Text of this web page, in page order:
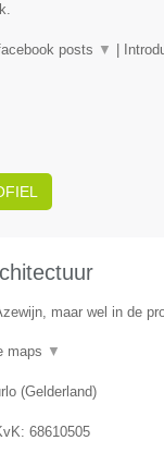
posts ▼
maar wel in de
maps ▼
(Gelderland)
68610505